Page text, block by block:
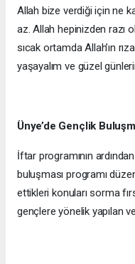
Allah bize verdiği için ne
az. Allah hepinizden razı
sıcak ortamda Allah’ın
yaşayalım ve güzel
Ünye’de Gençlik
İftar programının
buluşması programı
ettikleri konuları sorma
gençlere yönelik yapılan